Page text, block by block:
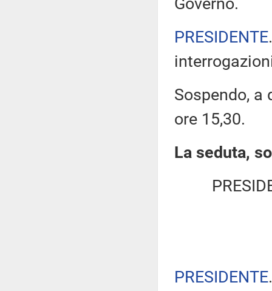
PRESIDENTE
Sospendo, a
ore 15,30.
La seduta,
PRESIDENTE